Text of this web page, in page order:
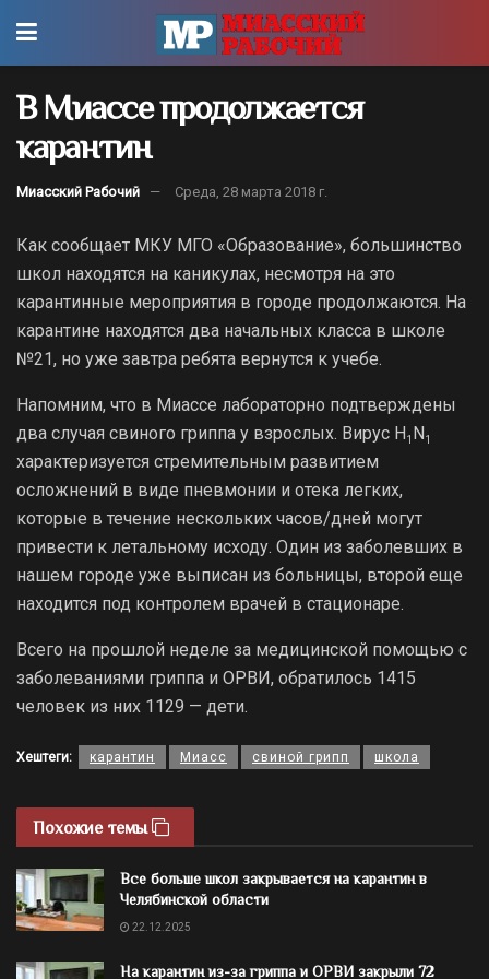
В Миассе продолжается
карантин
Миасский Рабочий Среда, 28 марта 2018 г.
Как сообщает МКУ МГО «Образование», большинство
школ находятся на каникулах, несмотря на это
карантинные мероприятия в городе продолжаются. На
карантине находятся два начальных класса в школе
№21, но уже завтра ребята вернутся к учебе.
Напомним, что в Миассе лабораторно подтверждены
два случая свиного гриппа у взрослых. Вирус H1 N1
характеризуется стремительным развитием
осложнений в виде пневмонии и отека легких,
которые в течение нескольких часов/дней могут
привести к летальному исходу. Один из заболевших в
нашем городе уже выписан из больницы, второй еще
находится под контролем врачей в стационаре.
Всего на прошлой неделе за медицинской помощью с
заболеваниями гриппа и ОРВИ, обратилось 1415
человек из них 1129 — дети.
Хештеги: карантин Миасс свиной грипп школа
Похожие темы
Все больше школ закрывается на карантин в
Челябинской области
22.12.2025
На карантин из-за гриппа и ОРВИ закрыли 72